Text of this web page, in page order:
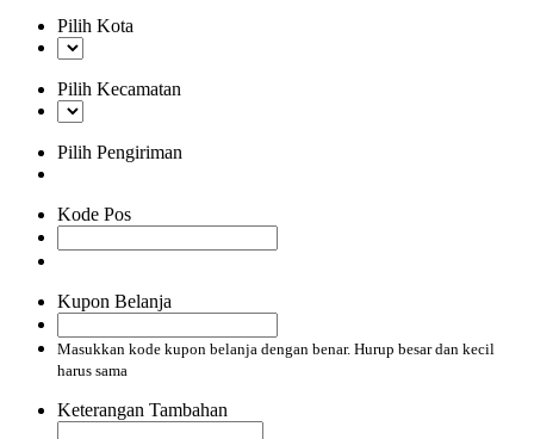
Pilih Kota
Pilih Kecamatan
Pilih Pengiriman
Kode Pos
Kupon Belanja
Masukkan kode kupon belanja dengan benar. Hurup besar dan kecil
harus sama
Keterangan Tambahan